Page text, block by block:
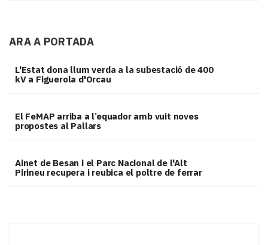
ARA A PORTADA
L'Estat dona llum verda a la subestació de 400
kV a Figuerola d'Orcau
El FeMAP arriba a l’equador amb vuit noves
propostes al Pallars
Ainet de Besan i el Parc Nacional de l'Alt
Pirineu recupera i reubica el poltre de ferrar